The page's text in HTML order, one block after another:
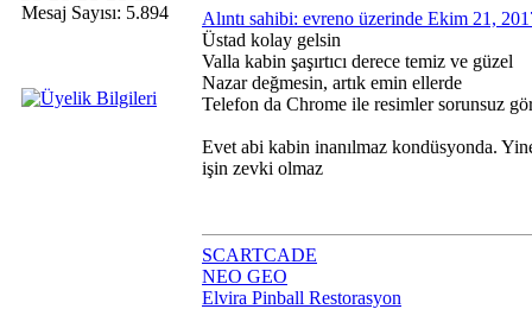
Mesaj Sayısı: 5.894
Alıntı sahibi: evreno üzerinde Ekim 21,
Üstad kolay gelsin
Valla kabin şaşırtıcı derece temiz ve güzel
Nazar değmesin, artık emin ellerde
Telefon da Chrome ile resimler sorunsuz
Evet abi kabin inanılmaz kondüsyonda.
işin zevki olmaz
SCARTCADE
NEO GEO
Elvira Pinball Restorasyon